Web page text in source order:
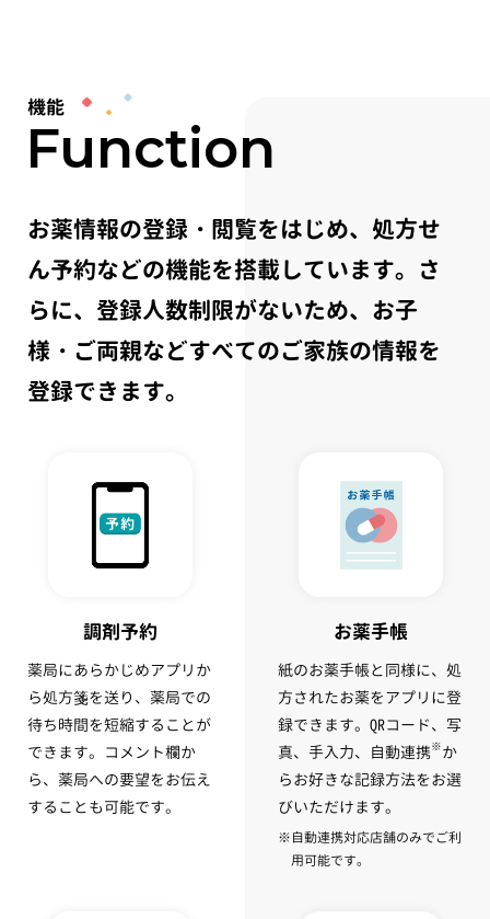
機能
Function
お薬情報の登録・閲覧をはじめ、処方せ
ん予約などの機能を搭載しています。さ
らに、登録人数制限がないため、お子
様・ご両親などすべてのご家族の情報を
登録できます。
調剤予約
薬局にあらかじめアプリか
ら処方箋を送り、薬局での
待ち時間を短縮することが
できます。コメント欄か
ら、薬局への要望をお伝え
することも可能です。
お薬手帳
紙のお薬手帳と同様に、処
方されたお薬をアプリに登
録できます。QRコード、写
真、手入力、自動連携※か
らお好きな記録方法をお選
びいただけます。
自動連携対応店舗のみでご利
用可能です。